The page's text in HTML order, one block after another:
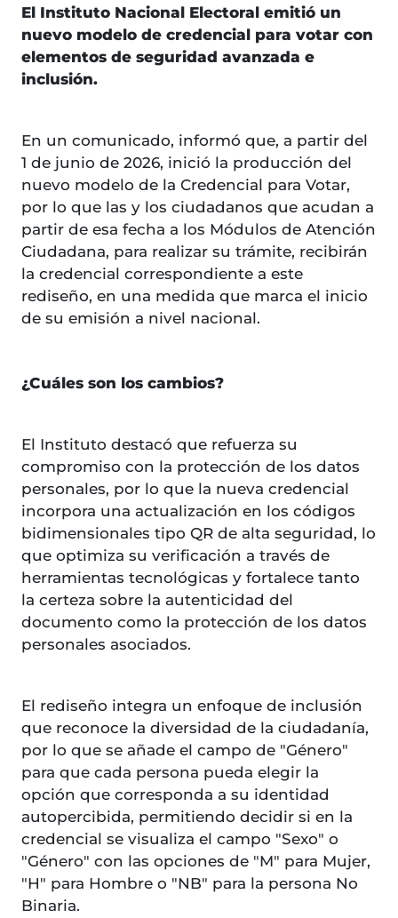
El Instituto Nacional Electoral emitió un
nuevo modelo de credencial para votar con
elementos de seguridad avanzada e
inclusión.
En un comunicado, informó que, a partir del
1 de junio de 2026, inició la producción del
nuevo modelo de la Credencial para Votar,
por lo que las y los ciudadanos que acudan a
partir de esa fecha a los Módulos de Atención
Ciudadana, para realizar su trámite, recibirán
la credencial correspondiente a este
rediseño, en una medida que marca el inicio
de su emisión a nivel nacional.
¿Cuáles son los cambios?
El Instituto destacó que refuerza su
compromiso con la protección de los datos
personales, por lo que la nueva credencial
incorpora una actualización en los códigos
bidimensionales tipo QR de alta seguridad, lo
que optimiza su verificación a través de
herramientas tecnológicas y fortalece tanto
la certeza sobre la autenticidad del
documento como la protección de los datos
personales asociados.
El rediseño integra un enfoque de inclusión
que reconoce la diversidad de la ciudadanía,
por lo que se añade el campo de "Género"
para que cada persona pueda elegir la
opción que corresponda a su identidad
autopercibida, permitiendo decidir si en la
credencial se visualiza el campo "Sexo" o
"Género" con las opciones de "M" para Mujer,
"H" para Hombre o "NB" para la persona No
Binaria.